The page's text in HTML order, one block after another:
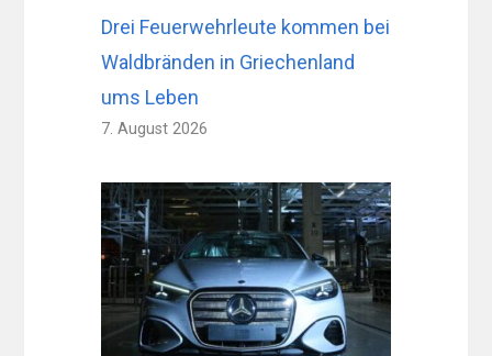
Drei Feuerwehrleute kommen bei
Waldbränden in Griechenland
ums Leben
7. August 2026